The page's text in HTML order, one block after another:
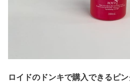
ロイドのドンキで購入できるピ